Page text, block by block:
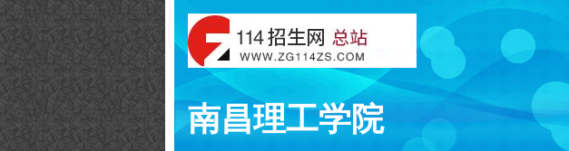
南昌理工学院